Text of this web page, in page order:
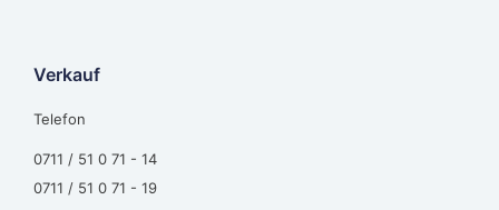
Verkauf
Telefon
0711 / 51 0 71 - 14
0711 / 51 0 71 - 19